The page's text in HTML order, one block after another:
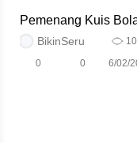
Pemenang Kuis
BikinSeru
0
0 6/02/